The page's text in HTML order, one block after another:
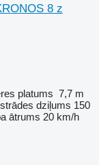
8 z
platums 7,7 m
dziļums 150
ātrums 20 km/h